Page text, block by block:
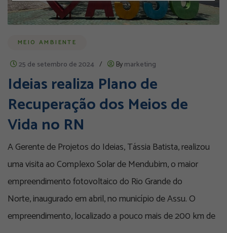
MEIO AMBIENTE
25 de setembro de 2024 / Bymarketing
Ideias realiza Plano de
Recuperação dos Meios de
Vida no RN
A Gerente de Projetos do Ideias, Tássia Batista, realizou
uma visita ao Complexo Solar de Mendubim, o maior
empreendimento fotovoltaico do Rio Grande do
Norte, inaugurado em abril, no município de Assu. O
empreendimento, localizado a pouco mais de 200 km de